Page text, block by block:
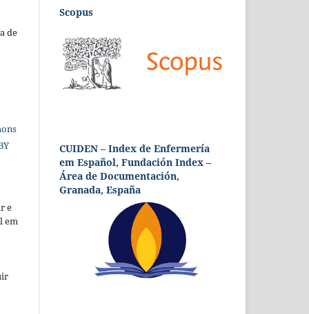
de
e
em
Scopus
CUIDEN – Index de Enfermería
em Español, Fundación Index –
Área de Documentación,
Granada, España